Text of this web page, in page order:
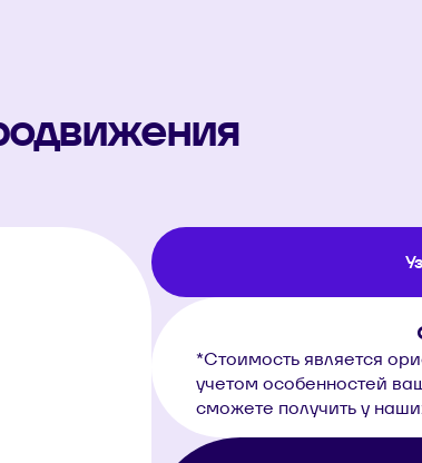
*Стоимость является
учетом особенностей
сможете получить у